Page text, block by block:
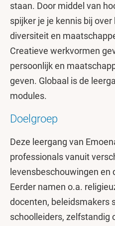
staan. Door middel van
spijker je je kennis bij
diversiteit en
Creatieve werkvormen
persoonlijk en
geven. Globaal is de
modules.
Doelgroep
Deze leergang van
professionals vanuit
levensbeschouwingen en
Eerder namen o.a.
docenten, beleidsmakers
schoolleiders, zelfstandig